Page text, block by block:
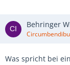
Behringer
Was spricht bei